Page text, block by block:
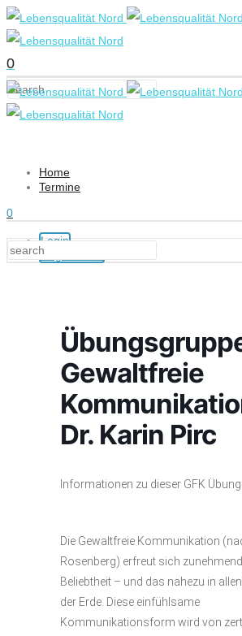
0
Home
Termine
0
Login
Registrieren
Gewaltfreie
Dr. Karin Pirc
Informationen zu dieser GFK
Die Gewaltfreie Kommunikation
Rosenberg) erfreut sich
Beliebtheit – und das nahezu in
der Erde. Diese einfühlsame
Kommunikationsform wird von